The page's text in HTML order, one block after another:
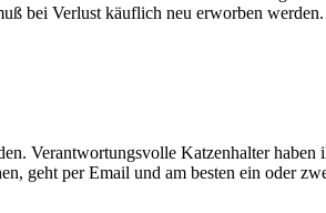
bei Verlust käuflich neu erworben
Verantwortungsvolle Katzenhalter haben
geht per Email und am besten ein oder